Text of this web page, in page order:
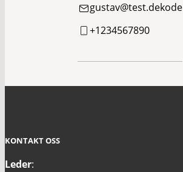
gustav@test.dekode
+1234567890
KONTAKT OSS
Leder: